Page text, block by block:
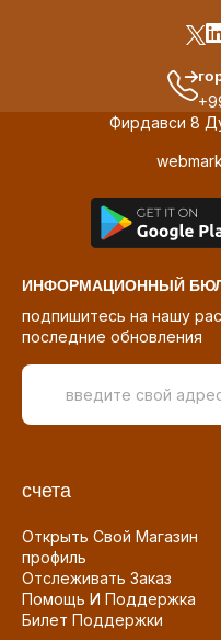
Фирдавси 8
ИНФОРМАЦИОННЫЙ
подпишитесь на нашу
последние обновления
счета
Открыть Свой Магазин
профиль
Отслеживать Заказ
Помощь И Поддержка
Билет Поддержки